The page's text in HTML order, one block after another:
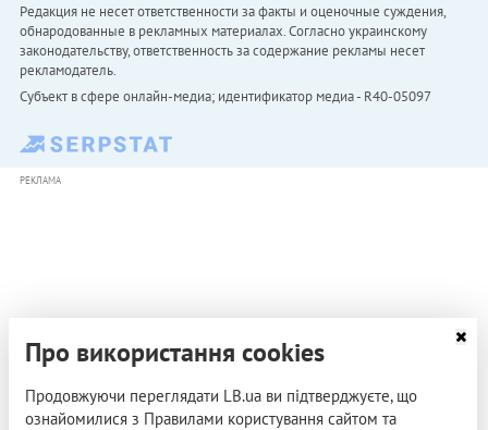
Редакция не несет ответственности за факты и оценочные суждения,
обнародованные в рекламных материалах. Согласно украинскому
законодательству, ответственность за содержание рекламы несет
рекламодатель.
Субъект в сфере онлайн-медиа; идентификатор медиа - R40-05097
РЕКЛАМА
Про використання cookies
Продовжуючи переглядати LB.ua ви підтверджуєте, що
ознайомилися з Правилами користування сайтом та